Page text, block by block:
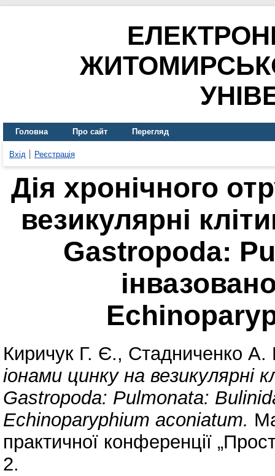
Головна Про сайт Перегляд
Вхід Реєстрація
Дія хронічного
везикулярні
Gastropoda:
Киричук Г. Є., Стадниченко А.
іонами цинку на
Gastropoda: Pulmonata:
Echinoparyphium aconiatum.
практичної конференції
2.